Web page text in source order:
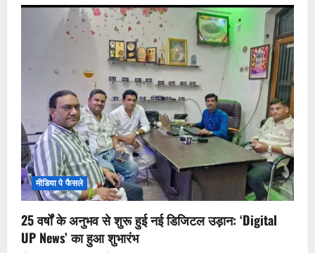
मीडिया पे फैसले
25 वर्षों के अनुभव से शुरू हुई नई डिजिटल उड़ान: ‘Digital
UP News’ का हुआ शुभारंभ